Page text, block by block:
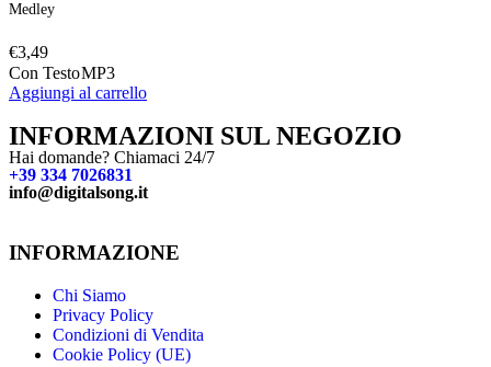
Medley
€3,49
Con TestoMP3
Aggiungi al carrello
INFORMAZIONI SUL NEGOZIO
Hai domande? Chiamaci 24/7
+39 334 7026831
info@digitalsong.it​
INFORMAZIONE
Chi Siamo
Privacy Policy
Condizioni di Vendita
Cookie Policy (UE)